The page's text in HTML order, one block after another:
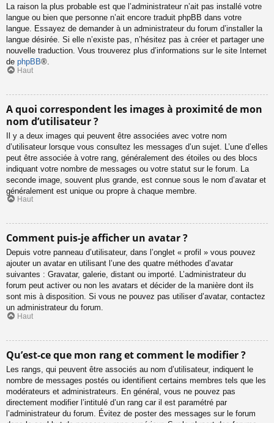
La raison la plus probable est que l’administrateur n’ait pas installé votre
langue ou bien que personne n’ait encore traduit phpBB dans votre
langue. Essayez de demander à un administrateur du forum d’installer la
langue désirée. Si elle n’existe pas, n’hésitez pas à créer et partager une
nouvelle traduction. Vous trouverez plus d’informations sur le site Internet
de phpBB®.
Haut
A quoi correspondent les images à proximité de mon
nom d’utilisateur ?
Il y a deux images qui peuvent être associées avec votre nom
d’utilisateur lorsque vous consultez les messages d’un sujet. L’une d’elles
peut être associée à votre rang, généralement des étoiles ou des blocs
indiquant votre nombre de messages ou votre statut sur le forum. La
seconde image, souvent plus grande, est connue sous le nom d’avatar et
généralement est unique ou propre à chaque membre.
Haut
Comment puis-je afficher un avatar ?
Depuis votre panneau d’utilisateur, dans l’onglet « profil » vous pouvez
ajouter un avatar en utilisant l’une des quatre méthodes d’avatar
suivantes : Gravatar, galerie, distant ou importé. L’administrateur du
forum peut activer ou non les avatars et décider de la manière dont ils
sont mis à disposition. Si vous ne pouvez pas utiliser d’avatar, contactez
un administrateur du forum.
Haut
Qu’est-ce que mon rang et comment le modifier ?
Les rangs, qui peuvent être associés au nom d’utilisateur, indiquent le
nombre de messages postés ou identifient certains membres tels que les
modérateurs et administrateurs. En général, vous ne pouvez pas
directement modifier l’intitulé d’un rang car il est paramétré par
l’administrateur du forum. Évitez de poster des messages sur le forum